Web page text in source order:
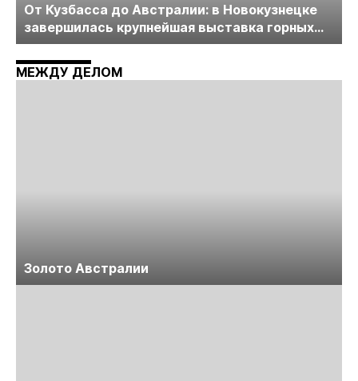
От Кузбасса до Австралии: в Новокузнецке
завершилась крупнейшая выставка горных
технологий «Недра России. Уголь России и
Майнинг»
МЕЖДУ ДЕЛОМ
Золото Австралии